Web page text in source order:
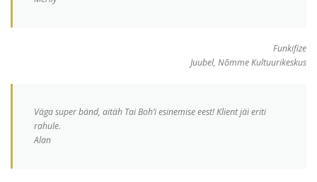
Funkifize
Juubel, Nõmme Kultuurikeskus
Väga super bänd, aitäh Tai Boh’i esinemise eest! Klient jäi eriti
rahule.
Alan